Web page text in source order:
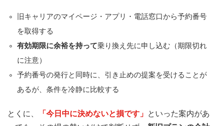
旧キャリアのマイページ・アプリ・電話窓口から予約番号
を取得する
有効期限に余裕を持って乗り換え先に申し込む（期限切れ
に注意）
予約番号の発行と同時に、引き止めの提案を受けることが
あるが、条件を冷静に比較する
とくに、 「今日中に決めないと損です」
といった案内があ